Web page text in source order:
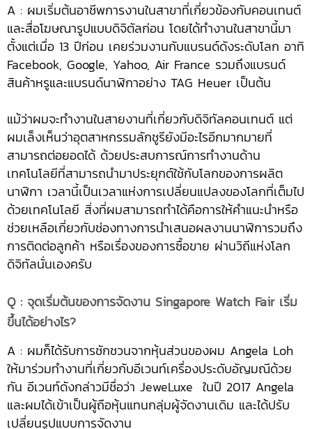
A : ผมเริ่มต้นอาชีพการงานในสาขาที่เกี่ยวข้องกับคอนเทนต์
และสื่อโฆษณารูปแบบดิจิตัลก่อน โดยได้ทำงานในสาขานี้มา
ตั้งแต่เมื่อ 13 ปีก่อน เคยร่วมงานกับแบรนด์ดังระดับโลก อาทิ
Facebook, Google, Yahoo, Air France รวมถึงแบรนด์
สินค้าหรูและแบรนด์นาฬิกาอย่าง TAG Heuer เป็นต้น
แม้ว่าผมจะทำงานในสายงานที่เกี่ยวกับดิจิทัลคอนเทนต์ แต่
ผมเล็งเห็นว่าอุตสาหกรรมลักชูรียังมีอะไรอีกมากมายที่
สามารถต่อยอดได้ ด้วยประสบการณ์การทำงานด้าน
เทคโนโลยีที่สามารถนำมาประยุกต์ใช้กับโลกของการผลิต
นาฬิกา เวลานี้เป็นเวลาแห่งการเปลี่ยนแปลงของโลกที่เต็มไป
ด้วยเทคโนโลยี สิ่งที่ผมสามารถทำได้คือการให้คำแนะนำหรือ
ช่วยเหลือเกี่ยวกับช่องทางการนำเสนอผลงานนาฬิการวมถึง
การติดต่อลูกค้า หรือเรื่องของการซื้อขาย ผ่านวิถีแห่งโลก
ดิจิทัลนั่นเองครับ
Q : จุดเริ่มต้นของการจัดงาน Singapore Watch Fair เริ่ม
ขึ้นได้อย่างไร?
A : ผมก็ได้รับการชักชวนจากหุ้นส่วนของผม Angela Loh
ให้มาร่วมทำงานที่เกี่ยวกับอีเวนท์เครื่องประดับอัญมณีด้วย
กัน อีเวนท์ดังกล่าวมีชื่อว่า JeweLuxe ในปี 2017 Angela
และผมได้เข้าเป็นผู้ถือหุ้นแทนกลุ่มผู้จัดงานเดิม และได้ปรับ
เปลี่ยนรูปแบบการจัดงาน